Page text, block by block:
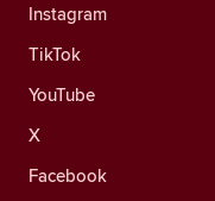
Instagram
TikTok
YouTube
X
Facebook